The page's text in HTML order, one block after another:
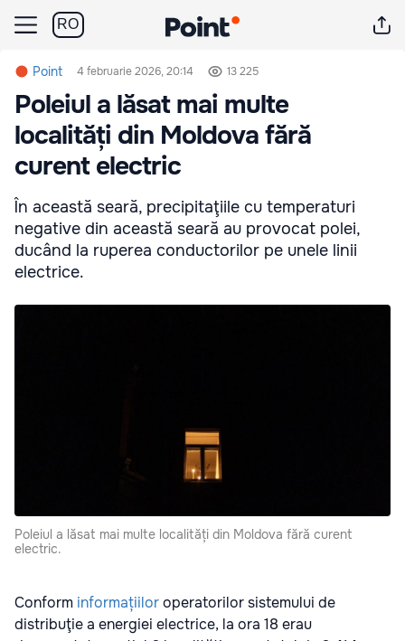
RO
Point 4 februarie 2026, 20:14 13 225
Poleiul a lăsat mai multe
localități din Moldova fără
curent electric
În această seară, precipitaţiile cu temperaturi
negative din această seară au provocat polei,
ducând la ruperea conductorilor pe unele linii
electrice.
Poleiul a lăsat mai multe localități din Moldova fără curent
electric.
Conform informațiiloroperatorilor sistemului de
distribuţie a energiei electrice, la ora 18 erau